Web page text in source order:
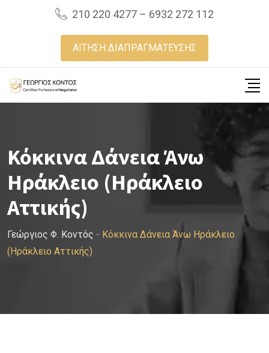
210 220 4277 – 6932 272 112
ΑΙΤΗΣΗ ΔΙΑΠΡΑΓΜΑΤΕΥΣΗΣ
Κόκκινα Δάνεια Άνω
Ηράκλειο (Ηράκλειο
Αττικής)
Γεώργιος Φ. Κοντός - Κόκκινα Δάνεια Άνω Ηράκλειο
(Ηράκλειο Αττικής)